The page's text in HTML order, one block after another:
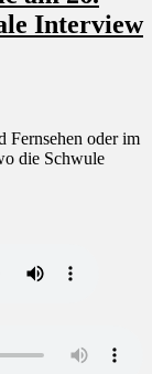
Interview
Fernsehen oder im
die Schwule